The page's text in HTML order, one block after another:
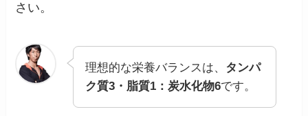
さい。
理想的な栄養バランスは、 タンパ
ク質3・脂質1：炭水化物6です。